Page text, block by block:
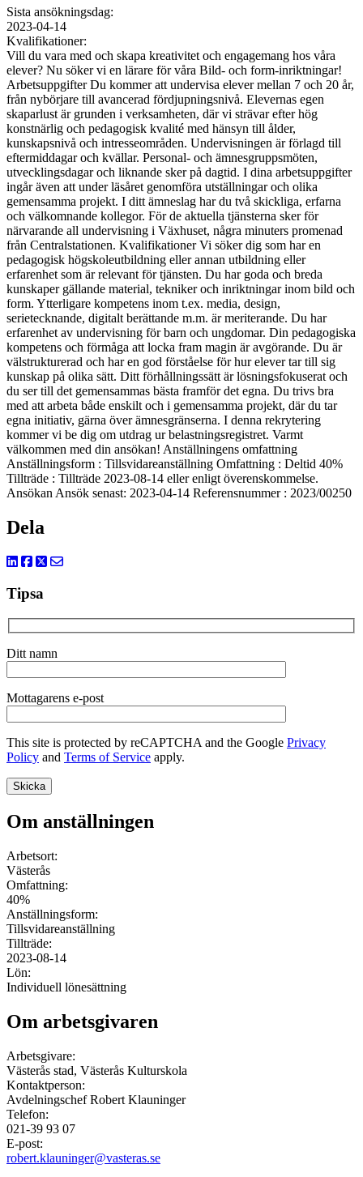
Sista ansökningsdag:
2023-04-14
Kvalifikationer:
Vill du vara med och skapa kreativitet och engagemang hos våra
elever? Nu söker vi en lärare för våra Bild- och form-inriktningar!
Arbetsuppgifter Du kommer att undervisa elever mellan 7 och 20 år,
från nybörjare till avancerad fördjupningsnivå. Elevernas egen
skaparlust är grunden i verksamheten, där vi strävar efter hög
konstnärlig och pedagogisk kvalité med hänsyn till ålder,
kunskapsnivå och intresseområden. Undervisningen är förlagd till
eftermiddagar och kvällar. Personal- och ämnesgruppsmöten,
utvecklingsdagar och liknande sker på dagtid. I dina arbetsuppgifter
ingår även att under läsåret genomföra utställningar och olika
gemensamma projekt. I ditt ämneslag har du två skickliga, erfarna
och välkomnande kollegor. För de aktuella tjänsterna sker för
närvarande all undervisning i Växhuset, några minuters promenad
från Centralstationen. Kvalifikationer Vi söker dig som har en
pedagogisk högskoleutbildning eller annan utbildning eller
erfarenhet som är relevant för tjänsten. Du har goda och breda
kunskaper gällande material, tekniker och inriktningar inom bild och
form. Ytterligare kompetens inom t.ex. media, design,
serietecknande, digitalt berättande m.m. är meriterande. Du har
erfarenhet av undervisning för barn och ungdomar. Din pedagogiska
kompetens och förmåga att locka fram magin är avgörande. Du är
välstrukturerad och har en god förståelse för hur elever tar till sig
kunskap på olika sätt. Ditt förhållningssätt är lösningsfokuserat och
du ser till det gemensammas bästa framför det egna. Du trivs bra
med att arbeta både enskilt och i gemensamma projekt, där du tar
egna initiativ, gärna över ämnesgränserna. I denna rekrytering
kommer vi be dig om utdrag ur belastningsregistret. Varmt
välkommen med din ansökan! Anställningens omfattning
Anställningsform : Tillsvidareanställning Omfattning : Deltid 40%
Tillträde : Tillträde 2023-08-14 eller enligt överenskommelse.
Ansökan Ansök senast: 2023-04-14 Referensnummer : 2023/00250
Dela
Tipsa
Ditt namn
Mottagarens e-post
This site is protected by reCAPTCHA and the Google Privacy
Policy and Terms of Service apply.
Om anställningen
Arbetsort:
Västerås
Omfattning:
40%
Anställningsform:
Tillsvidareanställning
Tillträde:
2023-08-14
Lön:
Individuell lönesättning
Om arbetsgivaren
Arbetsgivare:
Västerås stad, Västerås Kulturskola
Kontaktperson:
Avdelningschef Robert Klauninger
Telefon:
021-39 93 07
E-post:
robert.klauninger@vasteras.se